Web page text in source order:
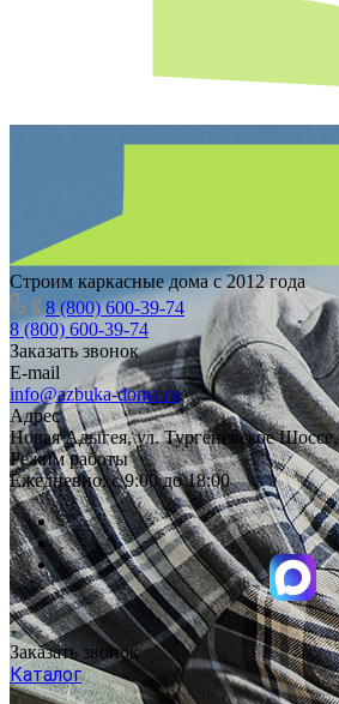
Строим каркасные дома с 2012 года
8 (800) 600-39-74
8 (800) 600-39-74
Заказать звонок
E-mail
info@azbuka-doma.ru
Адрес
Новая Адыгея, ул. Тургеневское
Режим работы
Ежедневно: с 9:00 до 18:00
Заказать звонок
Каталог